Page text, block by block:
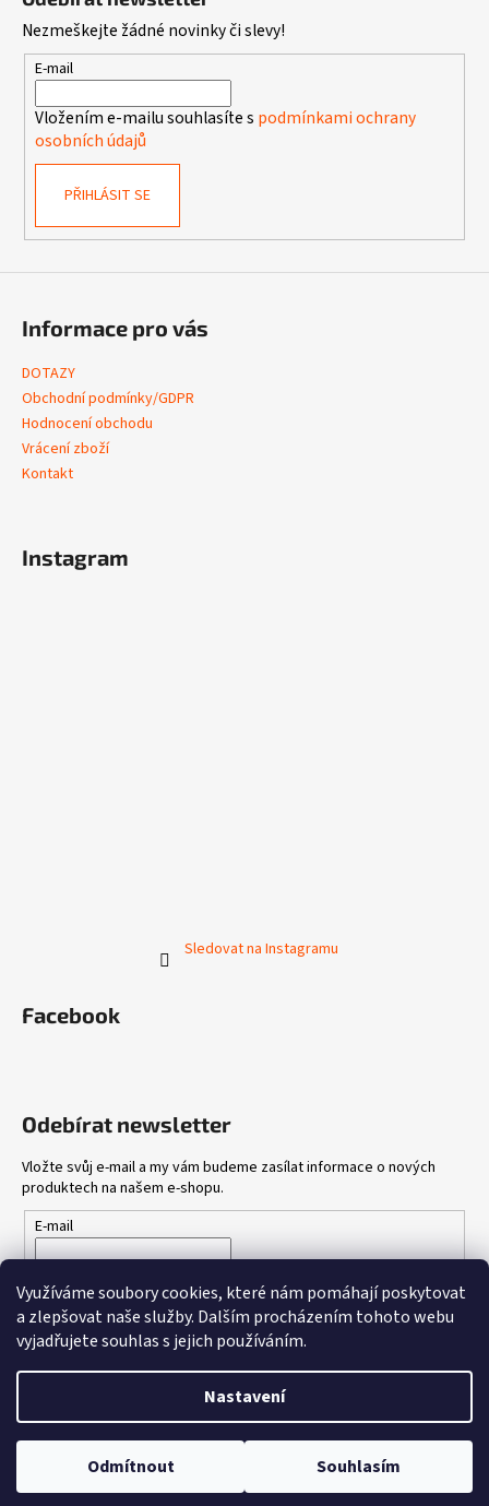
Využíváme soubory cookies, které nám pomáhají poskytovat
a zlepšovat naše služby. Dalším procházením tohoto webu
vyjadřujete souhlas s jejich používáním.
Nastavení
Odmítnout Souhlasím
Nezmeškejte žádné novinky či slevy!
E-mail
Vložením e-mailu souhlasíte s podmínkami ochrany
osobních údajů
PŘIHLÁSIT SE
Informace pro vás
DOTAZY
Obchodní podmínky/GDPR
Hodnocení obchodu
Vrácení zboží
Kontakt
Instagram
Sledovat na Instagramu
Facebook
Odebírat newsletter
Vložte svůj e-mail a my vám budeme zasílat informace o nových
produktech na našem e-shopu.
E-mail
údajů
PŘIHLÁSIT SE
Vytvořil Shoptet
Copyright 2026Gang Shop . Všechna práva vyhrazena.